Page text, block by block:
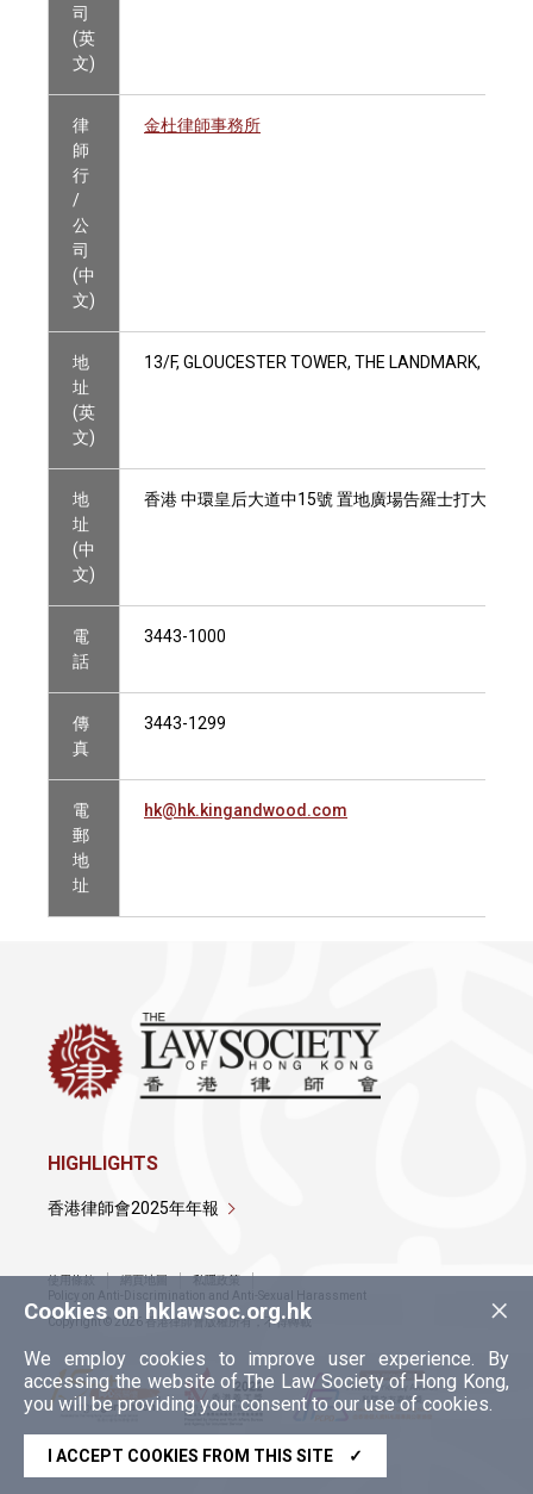
司
(英
文)
律
師
行
/
公
司
(中
文)
金杜律師事務所
地
址
(英
文)
13/F, GLOUCESTER TOWER, THE LANDMARK, 15
地
址
(中
文)
香港 中環皇后大道中15號 置地廣場告羅士打大廈13
電
話
3443-1000
傳
真
3443-1299
電
郵
地
址
hk@hk.kingandwood.com
×
Cookies on hklawsoc.org.hk
We employ cookies to improve user experience. By
accessing the website of The Law Society of Hong Kong,
you will be providing your consent to our use of cookies.
I ACCEPT COOKIES FROM THIS SITE ✓
HIGHLIGHTS
香港律師會2025年年報
使用條款 網頁地圖
私隱政策
Policy on Anti-Discrimination and Anti-Sexual Harassment
Copyright © 2026 香港律師會版權所有，不得轉載